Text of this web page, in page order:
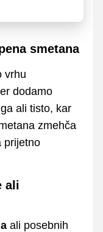
smetana
vrhu
dodamo
ali tisto, kar
zmehča
prijetno
ali
ali posebnih